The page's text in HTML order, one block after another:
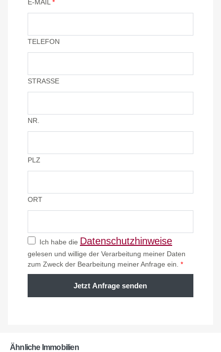
E-MAIL *
TELEFON
STRASSE
NR.
PLZ
ORT
Ich habe die Datenschutzhinweise
gelesen und willige der Verarbeitung meiner Daten
zum Zweck der Bearbeitung meiner Anfrage ein. *
Jetzt Anfrage senden
Ähnliche Immobilien